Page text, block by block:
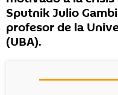
Sputnik Julio
profesor de la
(UBA).